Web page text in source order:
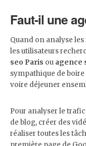
Faut-il une
Quand on analyse
les utilisateurs
seo Paris ou agence
sympathique de boire
voire déjeuner
Pour analyser le
de blog, créer des
réaliser toutes les